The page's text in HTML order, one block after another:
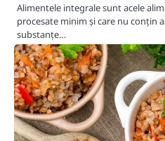
Alimentele integrale sunt acele
procesate minim și care nu conțin
substanțe…